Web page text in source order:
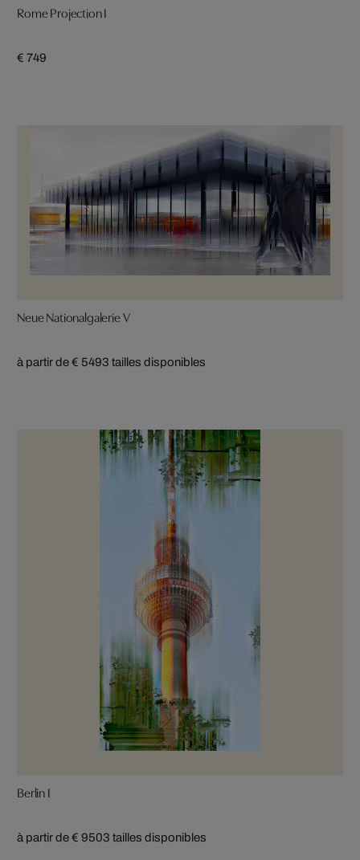
Rome Projection I
€ 749
Neue Nationalgalerie V
à partir de € 5493 tailles disponibles
Berlin I
à partir de € 9503 tailles disponibles